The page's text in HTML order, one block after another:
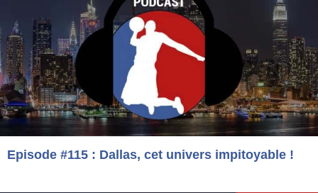
Episode #115 : Dallas, cet univers impitoyable !